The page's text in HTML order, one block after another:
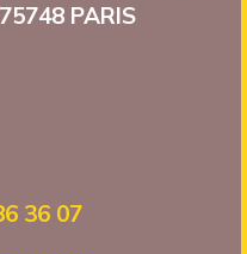
PARIS
36 07